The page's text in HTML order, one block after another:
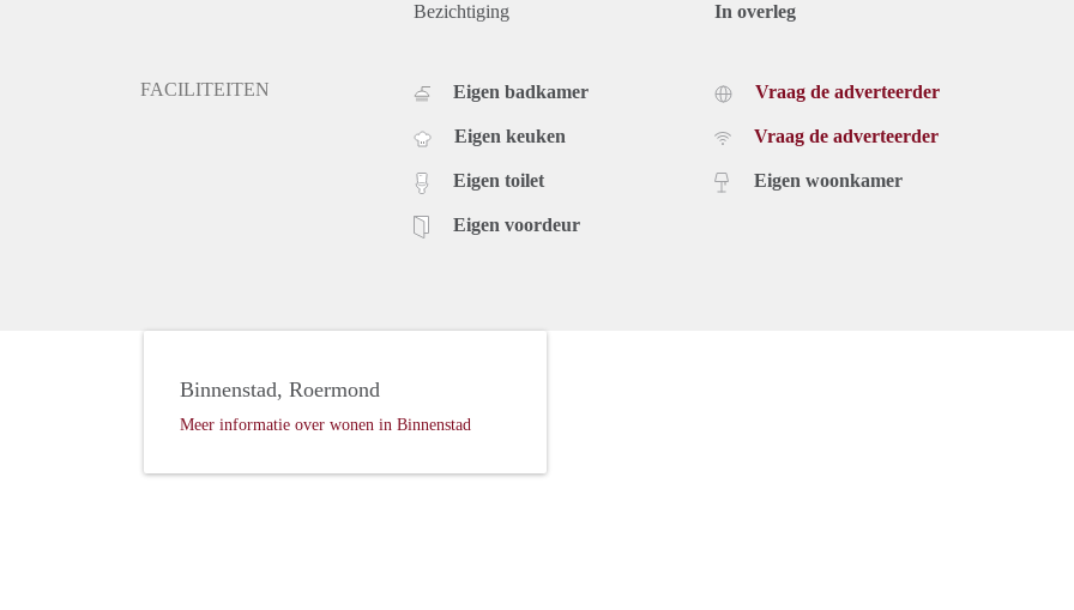
Bezichtiging In overleg
FACILITEITEN Eigen badkamer
Eigen keuken
Eigen toilet
Eigen voordeur
Vraag de adverteerder
Vraag de adverteerder
Eigen woonkamer
Binnenstad, Roermond
Meer informatie over wonen in Binnenstad